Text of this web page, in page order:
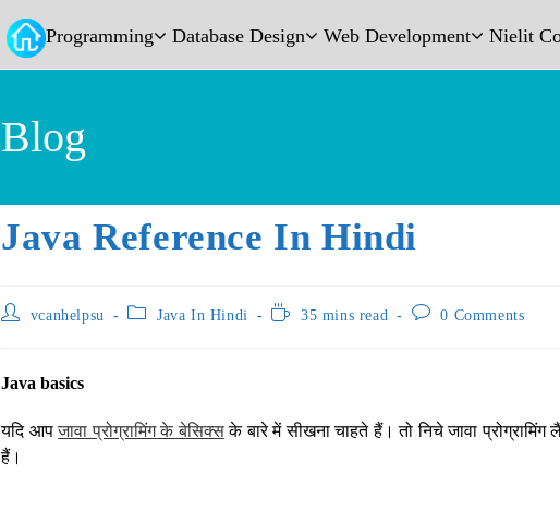
Programming Database Design Web Development Nielit
Blog
Java Reference In Hindi
vcanhelpsu Java In Hindi 35 mins read 0 Comments
Java basics
यदि आपजावा प्रोग्रामिंग के बेसिक्सके बारे में सीखना चाहते हैं। तो निचे जावा
हैं।